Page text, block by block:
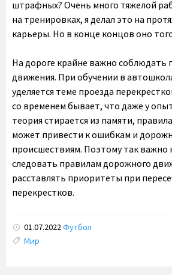
штрафных? Очень много тяжелой
на тренировках, я делал это на
карьеры. Но в конце концов оно
На дороге крайне важно соблюдать
движения. При обучении в
уделяется теме проезда
со временем бывает, что даже у
теория стирается из памяти,
может привести к ошибкам и
происшествиям. Поэтому так важно
следовать правилам дорожного
расставлять приоритеты при
перекрестков.
01.07.2022Футбол
Tags:
Мир